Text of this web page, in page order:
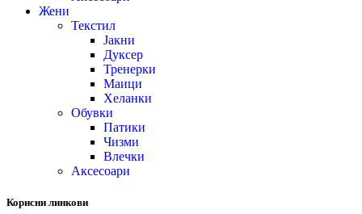
Жени
Текстил
Јакни
Дуксер
Тренерки
Маици
Хеланки
Обувки
Патики
Чизми
Влечки
Аксесоари
Корисни линкови